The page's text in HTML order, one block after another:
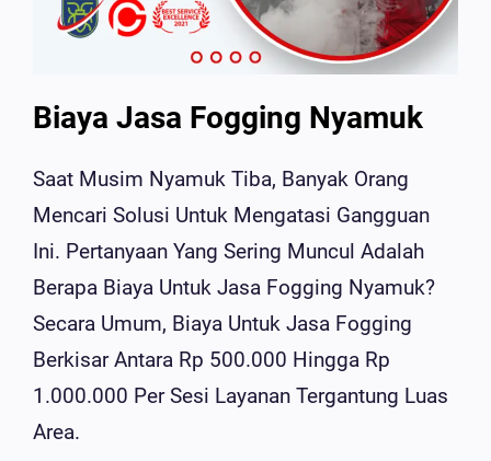
Biaya Jasa Fogging Nyamuk
Saat Musim Nyamuk Tiba, Banyak Orang
Mencari Solusi Untuk Mengatasi Gangguan
Ini. Pertanyaan Yang Sering Muncul Adalah
Berapa Biaya Untuk Jasa Fogging Nyamuk?
Secara Umum, Biaya Untuk Jasa Fogging
Berkisar Antara Rp 500.000 Hingga Rp
1.000.000 Per Sesi Layanan Tergantung Luas
Area.